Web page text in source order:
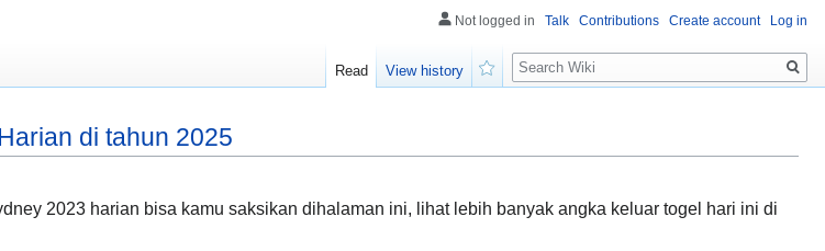
di tahun 2025
2023 harian bisa kamu saksikan dihalaman ini, lihat lebih banyak angka keluar togel hari ini di
Not logged in Talk Contributions Create account Log in
Read
View history
Search